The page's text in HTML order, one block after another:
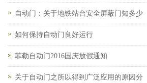
自动门：关于地铁站台安全屏蔽门知多少
如何保持自动门良好运行
菲勒自动门2016国庆放假通知
关于自动门之所以得到广泛应用的原因分